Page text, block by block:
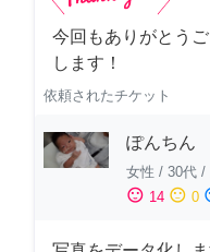
今回もありがとう
します！
依頼されたチケット
ぽんちん
女性 / 30代 /
sentiment_satisfied 14 sentiment_neutral 0